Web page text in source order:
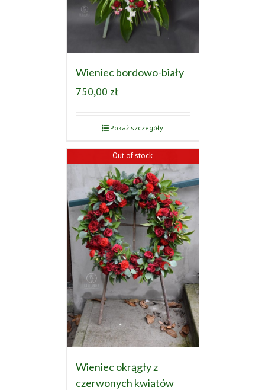
Wieniec bordowo-biały
750,00 zł
Pokaż szczegóły
Out of stock
Wieniec okrągły z
czerwonych kwiatów